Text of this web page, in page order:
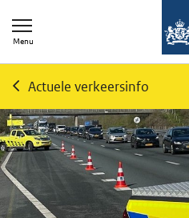
Menu
Actuele verkeersinfo